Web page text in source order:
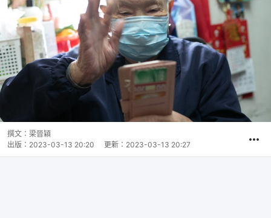
撰文： 梁晉穎
出版： 2023-03-13 20:20 更新： 2023-03-13 20:27